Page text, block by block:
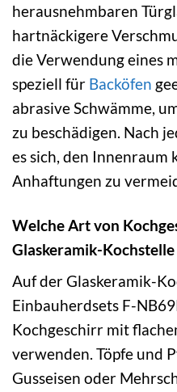
herausnehmbaren
hartnäckigere
die Verwendung eines
speziell für Backöfen
abrasive Schwämme,
zu beschädigen. Nach
es sich, den Innenraum
Anhaftungen zu
Welche Art von
Glaskeramik-
Auf der Glaskeramik-
Einbauherdsets F-
Kochgeschirr mit
verwenden. Töpfe und
Gusseisen oder